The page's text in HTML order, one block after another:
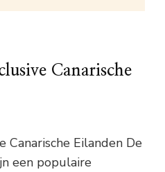
Canarische
Canarische Eilanden De
een populaire